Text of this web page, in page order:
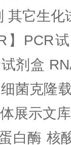
其它生化
】PCR
剂盒
菌克隆
展示文库
白酶 核